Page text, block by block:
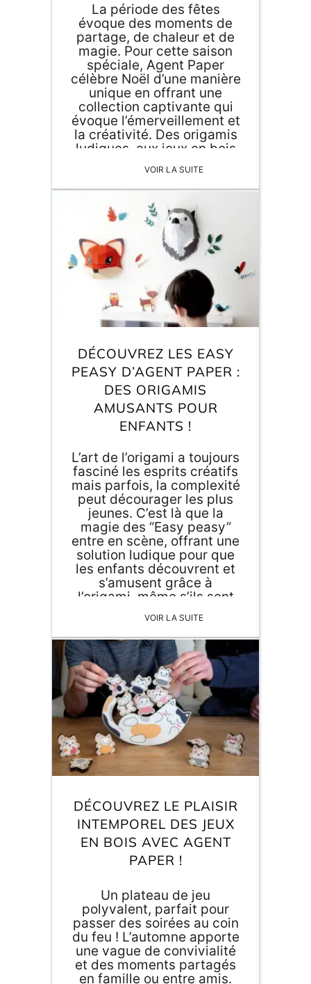
La période des fêtes
évoque des moments de
partage, de chaleur et de
magie. Pour cette saison
spéciale, Agent Paper
célèbre Noël d’une manière
unique en offrant une
collection captivante qui
évoque l’émerveillement et
la créativité. Des origamis
ludiques, aux jeux en bois
élégants, plongeons dans
cet univers
enchanteresque conçu
pour égayer votre intérieur.
Notre […]
VOIR LA SUITE
DÉCOUVREZ LES EASY
PEASY D’AGENT PAPER :
DES ORIGAMIS
AMUSANTS POUR
ENFANTS !
L’art de l’origami a toujours
fasciné les esprits créatifs
mais parfois, la complexité
peut décourager les plus
jeunes. C’est là que la
magie des “Easy peasy”
entre en scène, offrant une
solution ludique pour que
les enfants découvrent et
s’amusent grâce à
l’origami, même s’ils sont
débutants. Qu’est-ce que
les Easy Peasy ? Les Easy
[…]
VOIR LA SUITE
DÉCOUVREZ LE PLAISIR
INTEMPOREL DES JEUX
EN BOIS AVEC AGENT
PAPER !
Un plateau de jeu
polyvalent, parfait pour
passer des soirées au coin
du feu ! L’automne apporte
une vague de convivialité
et des moments partagés
en famille ou entre amis.